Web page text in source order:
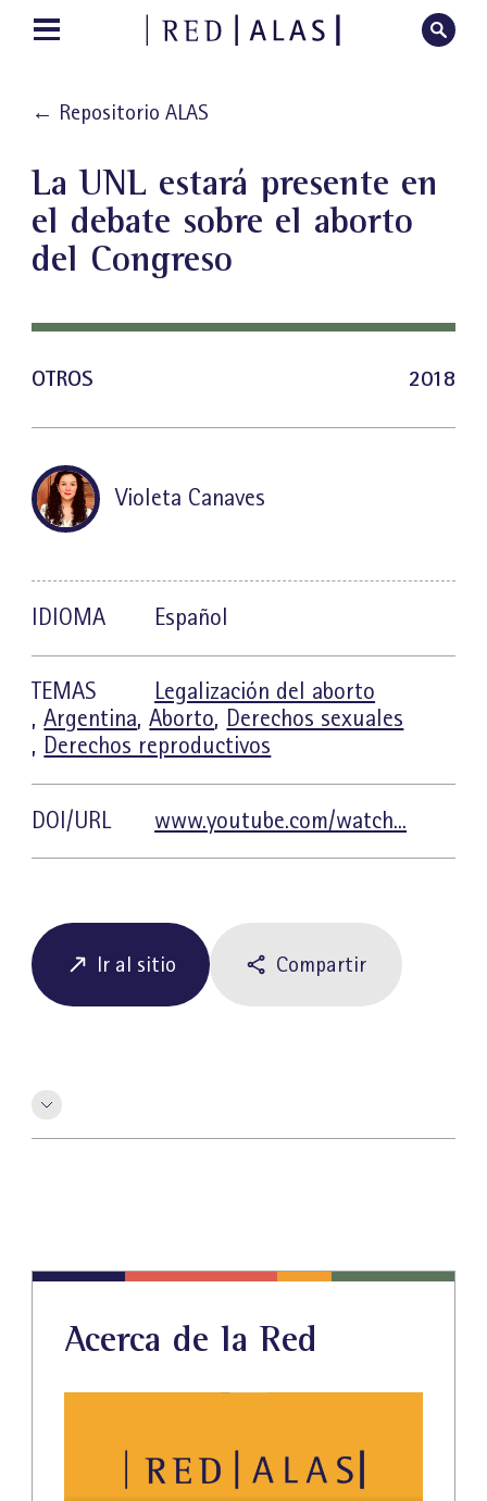
← Repositorio ALAS
La UNL estará presente en
el debate sobre el aborto
del Congreso
OTROS 2018
Violeta Canaves
IDIOMA Español
TEMAS
Legalización del aborto
,Argentina,Aborto, Derechos sexuales
, Derechos reproductivos
DOI/URL www.youtube.com/watch...
Ir al sitio Compartir
Acerca de la Red